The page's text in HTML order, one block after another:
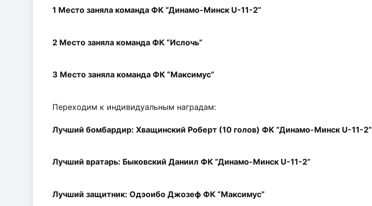
1 Место заняла команда ФК “Динамо-Минск U-11-2”
2 Место заняла команда ФК “Ислочь”
3 Место заняла команда ФК “Максимус”
Переходим к индивидуальным наградам:
Лучший бомбардир: Хващинский Роберт (10 голов) ФК “Динамо-Минск U-11-2”
Лучший вратарь: Быковский Даниил ФК “Динамо-Минск U-11-2”
Лучший защитник: Одэоибо Джозеф ФК “Максимус”